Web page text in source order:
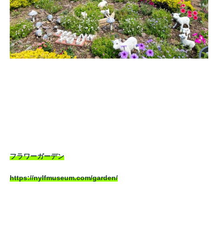
フラワーガーデン
https://nylfmuseum.com/garden/